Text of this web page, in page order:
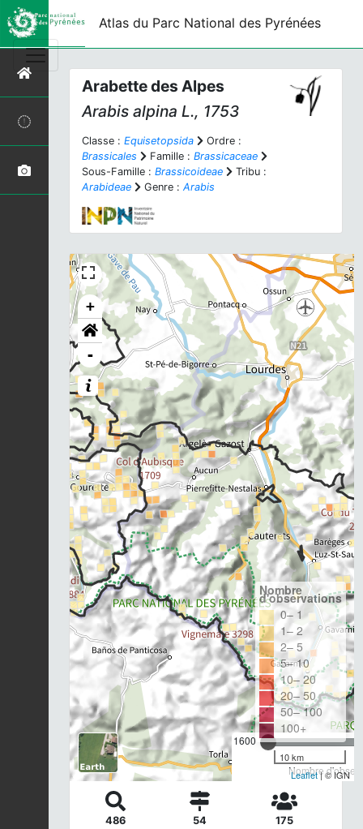
Atlas du Parc National des Pyrénées
Arabette des Alpes
Arabis alpina L., 1753
Classe : Equisetopsida
Ordre :
Brassicales
Famille : Brassicaceae
Sous-Famille : Brassicoideae
Tribu :
Arabideae
Genre : Arabis
+
-
1600
Nombre
Nombre
d'observations
0– 1
1– 2
2– 5
5– 10
10– 20
20– 50
50– 100
100+
10 km
Leaflet| © IGN
486 54 175